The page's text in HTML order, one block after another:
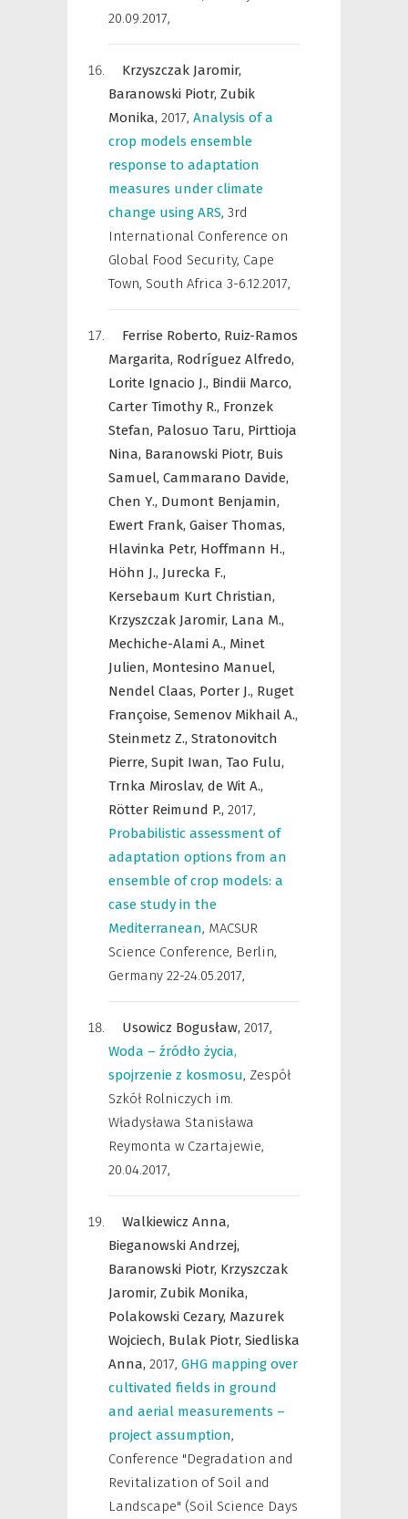
20.09.2017,
Krzyszczak Jaromir,
Baranowski Piotr, Zubik
Monika, 2017, Analysis of a
crop models ensemble
response to adaptation
measures under climate
change using ARS, 3rd
International Conference on
Global Food Security, Cape
Town, South Africa 3-6.12.2017,
Ferrise Roberto, Ruiz-Ramos
Margarita, Rodríguez Alfredo,
Lorite Ignacio J., Bindii Marco,
Carter Timothy R., Fronzek
Stefan, Palosuo Taru, Pirttioja
Nina, Baranowski Piotr, Buis
Samuel, Cammarano Davide,
Chen Y., Dumont Benjamin,
Ewert Frank, Gaiser Thomas,
Hlavinka Petr, Hoffmann H.,
Höhn J., Jurecka F.,
Kersebaum Kurt Christian,
Krzyszczak Jaromir, Lana M.,
Mechiche-Alami A., Minet
Julien, Montesino Manuel,
Nendel Claas, Porter J., Ruget
Françoise, Semenov Mikhail A.,
Steinmetz Z., Stratonovitch
Pierre, Supit Iwan, Tao Fulu,
Trnka Miroslav, de Wit A.,
Rötter Reimund P., 2017,
Probabilistic assessment of
adaptation options from an
ensemble of crop models: a
case study in the
Mediterranean, MACSUR
Science Conference, Berlin,
Germany 22-24.05.2017,
Usowicz Bogusław, 2017,
Woda – źródło życia,
spojrzenie z kosmosu, Zespół
Szkół Rolniczych im.
Władysława Stanisława
Reymonta w Czartajewie,
20.04.2017,
Walkiewicz Anna,
Bieganowski Andrzej,
Baranowski Piotr, Krzyszczak
Jaromir, Zubik Monika,
Polakowski Cezary, Mazurek
Wojciech, Bulak Piotr, Siedliska
Anna, 2017, GHG mapping over
cultivated fields in ground
and aerial measurements –
project assumption,
Conference "Degradation and
Revitalization of Soil and
Landscape" (Soil Science Days